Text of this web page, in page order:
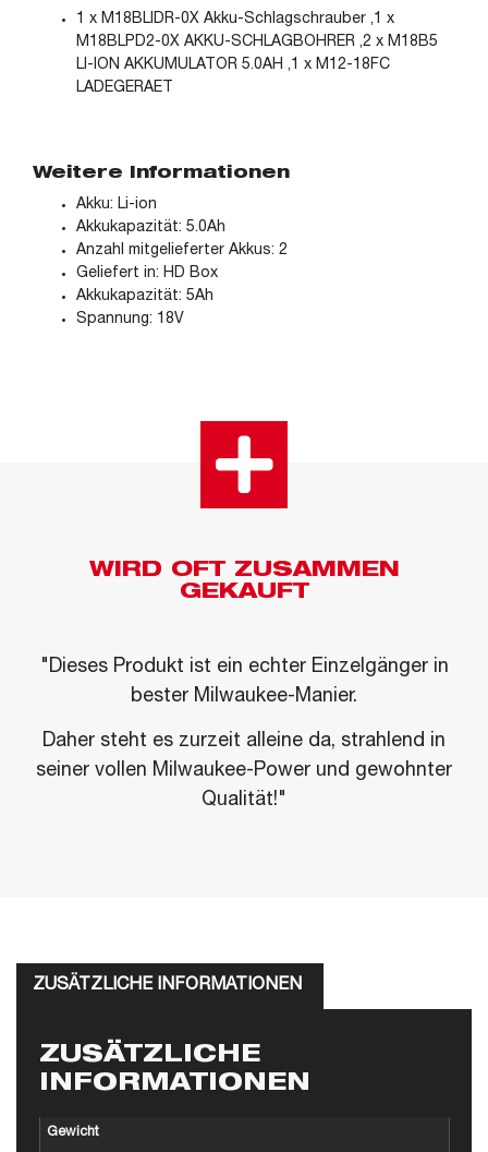
1 x M18BLIDR-0X Akku-Schlagschrauber ,1 x
M18BLPD2-0X AKKU-SCHLAGBOHRER ,2 x M18B5
LI-ION AKKUMULATOR 5.0AH ,1 x M12-18FC
LADEGERAET
Weitere Informationen
Akku: Li-ion
Akkukapazität: 5.0Ah
Anzahl mitgelieferter Akkus: 2
Geliefert in: HD Box
Akkukapazität: 5Ah
Spannung: 18V
WIRD OFT ZUSAMMEN
GEKAUFT
"Dieses Produkt ist ein echter Einzelgänger in
bester Milwaukee-Manier.
Daher steht es zurzeit alleine da, strahlend in
seiner vollen Milwaukee-Power und gewohnter
Qualität!"
ZUSÄTZLICHE INFORMATIONEN
ZUSÄTZLICHE
INFORMATIONEN
Gewicht